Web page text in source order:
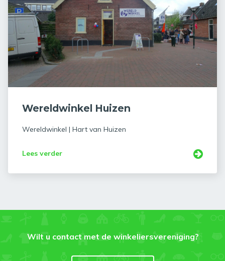
Wereldwinkel Huizen
Wereldwinkel | Hart van Huizen
Lees verder
Wilt u contact met de winkeliersvereniging?